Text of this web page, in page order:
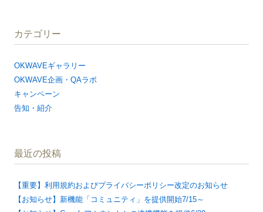
カテゴリー
OKWAVEギャラリー
OKWAVE企画・QAラボ
キャンペーン
告知・紹介
最近の投稿
【重要】利用規約およびプライバシーポリシー改定のお知らせ
【お知らせ】新機能「コミュニティ」を提供開始7/15～